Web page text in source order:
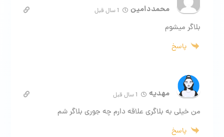
محمددامین
بلاگر میشوم
پاسخ
مهدیه
من خیلی به بلاگری علاقه دارم چه جوری بلاگر شم
پاسخ